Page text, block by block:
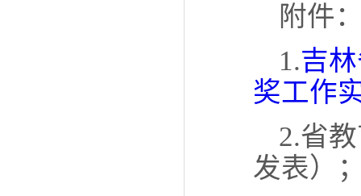
附件
1.吉
奖工作
2.省
发表）